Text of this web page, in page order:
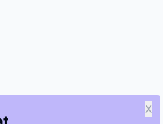
X